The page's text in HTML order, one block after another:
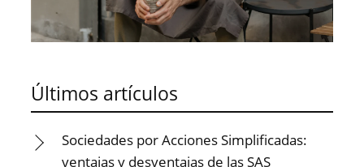
Últimos artículos
Sociedades por Acciones Simplificadas:
ventajas y desventajas de las SAS